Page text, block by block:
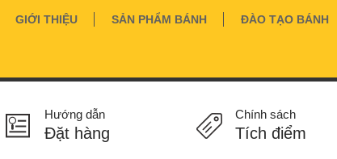
GIỚI THIỆU SẢN PHẨM BÁNH ĐÀO TẠO BÁNH
Hướng dẫn
Đặt hàng
Chính sách
Tích điểm